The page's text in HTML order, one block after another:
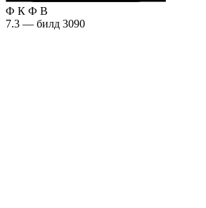
Ф К Ф В
7.3 — билд 3090